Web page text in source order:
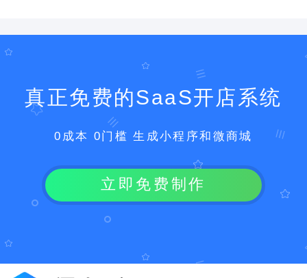
真正免费的SaaS开店系统
0成本 0门槛 生成小程序和微商城
立即免费制作